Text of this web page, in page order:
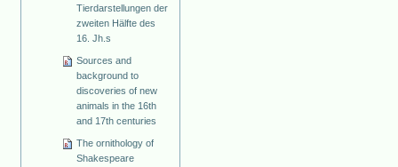
Tierdarstellungen der
zweiten Hälfte des
16. Jh.s
Sources and
background to
discoveries of new
animals in the 16th
and 17th centuries
The ornithology of
Shakespeare